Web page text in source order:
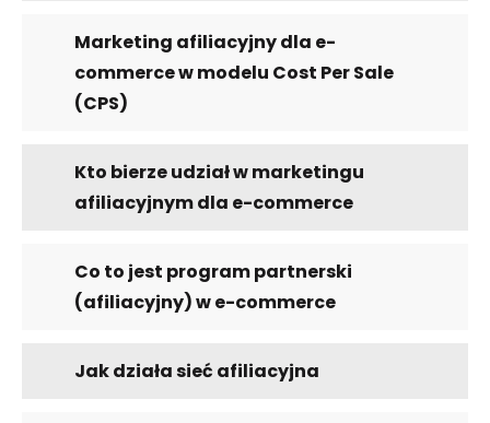
Marketing afiliacyjny dla e-
commerce w modelu Cost Per Sale
(CPS)
Kto bierze udział w marketingu
afiliacyjnym dla e-commerce
Co to jest program partnerski
(afiliacyjny) w e-commerce
Jak działa sieć afiliacyjna